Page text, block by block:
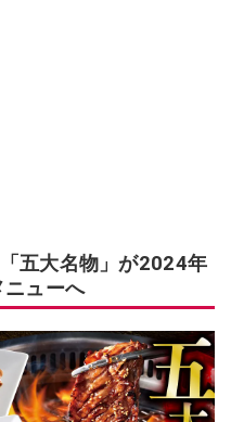
五大名物」が2024年
ニューへ